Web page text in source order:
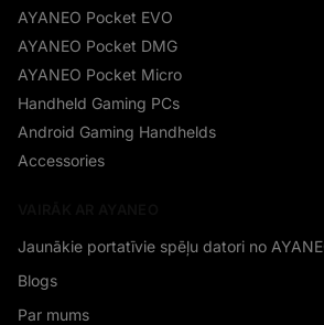
AYANEO Pocket EVO
AYANEO Pocket DMG
AYANEO Pocket Micro
Handheld Gaming PCs
Android Gaming Handhelds
Accessories
Jaunākie portatīvie spēļu datori no
Blogs
Par mums